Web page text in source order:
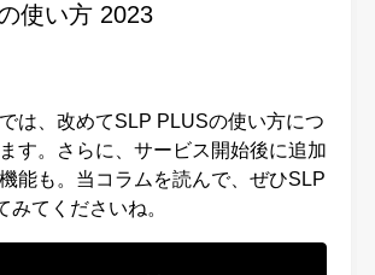
使い方 2023
は、改めてSLP PLUSの使い方につ
す。さらに、サービス開始後に追加
能も。当コラムを読んで、ぜひSLP
みてくださいね。